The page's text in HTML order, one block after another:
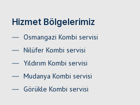
Hizmet Bölgelerimiz
Osmangazi Kombi servisi
Nilüfer Kombi servisi
Yıldırım Kombi servisi
Mudanya Kombi servisi
Görükle Kombi servisi